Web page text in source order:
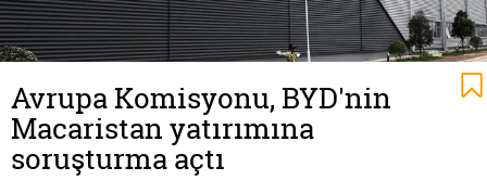
Avrupa Komisyonu, BYD'nin
Macaristan yatırımına
soruşturma açtı